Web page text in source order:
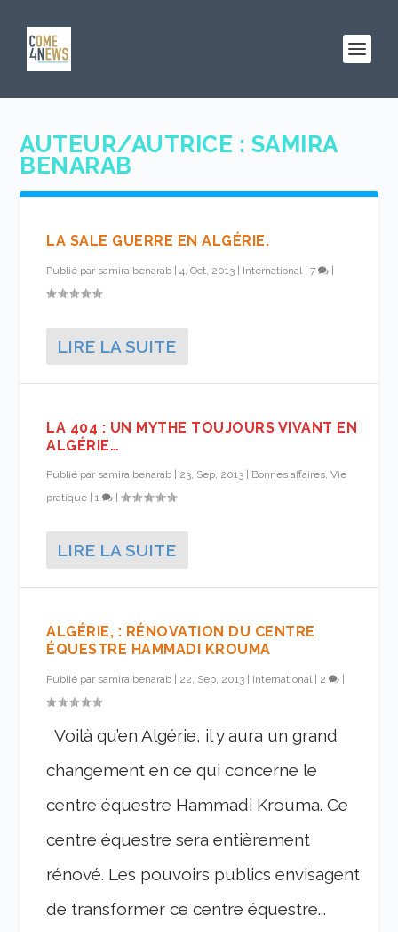
AUTEUR/AUTRICE : SAMIRA
BENARAB
LA SALE GUERRE EN ALGÉRIE.
Publié par samira benarab |4, Oct, 2013 International|7
LIRE LA SUITE
LA 404 : UN MYTHE TOUJOURS VIVANT EN
ALGÉRIE…
Publié par samira benarab 23, Sep, 2013
Bonnes affaires, Vie
pratique |1 |
LIRE LA SUITE
ALGÉRIE, : RÉNOVATION DU CENTRE
ÉQUESTRE HAMMADI KROUMA
Publié par samira benarab 22, Sep, 2013 International| 2
Voilà qu’en Algérie, il y aura un grand
changement en ce qui concerne le
centre équestre Hammadi Krouma. Ce
centre équestre sera entièrement
rénové. Les pouvoirs publics envisagent
de transformer ce centre équestre...